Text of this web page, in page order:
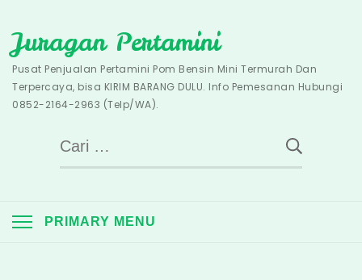
to
content
Juragan Pertamini
Pusat Penjualan Pertamini Pom Bensin Mini Termurah Dan
Terpercaya, bisa KIRIM BARANG DULU. Info Pemesanan Hubungi
0852-2164-2963 (Telp/WA).
Cari
untuk:
PRIMARY MENU